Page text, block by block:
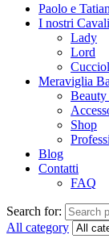
Paolo e
I nostri
Lady
Lord
Meraviglia
Shop
Blog
Contatti
FAQ
Search for:
All category